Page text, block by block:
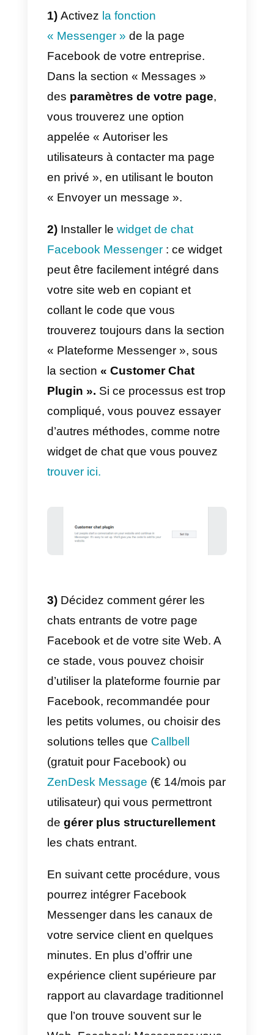
directe telles que Facebook
Messenger représentent un
tournant crucial dans la relation
entre entreprises et
consommateurs.
Voici comment vous
pouvez commencer à
utiliser Facebook
Messenger pour discuter
et communiquer avec vos
clients
Essayons donc de comprendre
Facebook Messenger comme
canal pour notre service client.
1) Activez la fonction
« Messenger »de la page
Facebook de votre entreprise.
Dans la section « Messages »
des paramètres de votre page
vous trouverez une option
appelée « Autoriser les
utilisateurs à contacter ma page
« Envoyer un message ».
2) Installer lewidget de chat
Facebook Messenger
peut être facilement intégré dans
votre site web en copiant et
collant le code que vous